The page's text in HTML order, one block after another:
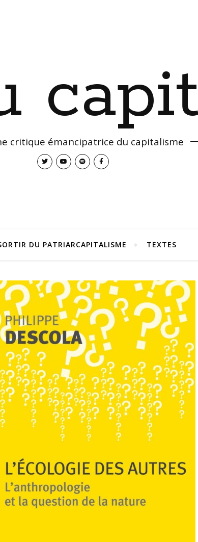
critique émancipatrice du capitalisme
DU PATRIARCAPITALISME TEXTES